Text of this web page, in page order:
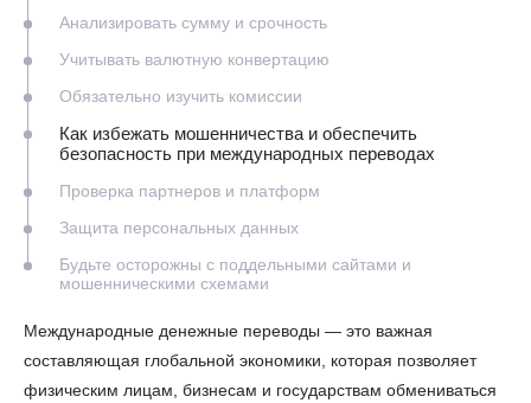
Анализировать сумму и срочность
Учитывать валютную конвертацию
Обязательно изучить комиссии
Как избежать мошенничества и обеспечить
безопасность при международных переводах
Проверка партнеров и платформ
Защита персональных данных
Будьте осторожны с поддельными сайтами и
мошенническими схемами
Международные денежные переводы — это важная
составляющая глобальной экономики, которая позволяет
физическим лицам, бизнесам и государствам обмениваться